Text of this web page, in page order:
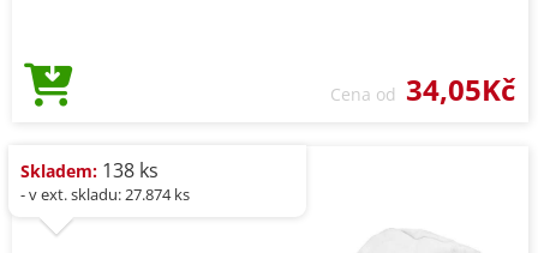
Cena od 34,05Kč
Skladem: 138 ks
- v ext. skladu: 27.874 ks